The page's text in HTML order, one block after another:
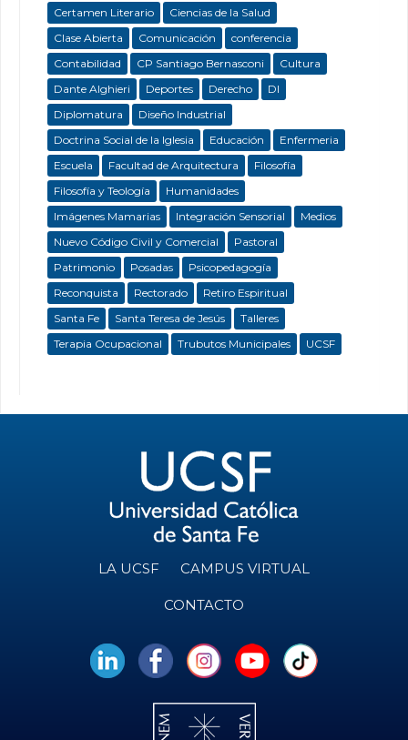
Certamen Literario
Ciencias de la Salud
Clase Abierta
Comunicación
conferencia
Contabilidad
CP Santiago Bernasconi
Cultura
Dante Alghieri
Deportes Derecho
DI
Diplomatura
Diseño Industrial
Doctrina Social de la Iglesia
Educación
Enfermeria
Escuela
Facultad de Arquitectura
Filosofía
Filosofía y Teología
Humanidades
Imágenes Mamarias
Integración Sensorial
Medios
Nuevo Código Civil y Comercial
Pastoral
Patrimonio
Posadas
Psicopedagogía
Reconquista
Rectorado
Retiro Espiritual
Santa Fe
Santa Teresa de Jesús
Talleres
Terapia Ocupacional
Trubutos Municipales UCSF
LA UCSF CAMPUS VIRTUAL
CONTACTO